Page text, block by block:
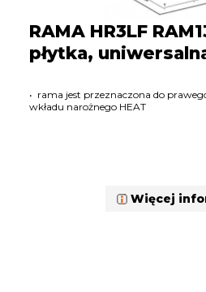
RAMA HR3LF
płytka,
• rama jest przeznaczona do
wkładu narożnego HEAT
Więcej